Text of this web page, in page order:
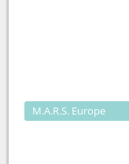
M.A.R.S. Europe